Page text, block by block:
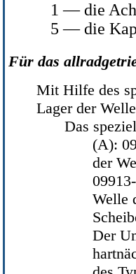
1 — die
5 — die
Für das
Mit Hilfe des
Lager der
Das
(A):
der
Welle
Der